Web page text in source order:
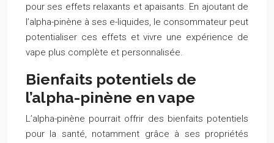
pour ses effets relaxants et apaisants. En ajoutant de
l’alpha-pinène à ses e-liquides, le consommateur peut
potentialiser ces effets et vivre une expérience de
vape plus complète et personnalisée.
Bienfaits potentiels de
l’alpha-pinène en vape
L’alpha-pinène pourrait offrir des bienfaits potentiels
pour la santé, notamment grâce à ses propriétés